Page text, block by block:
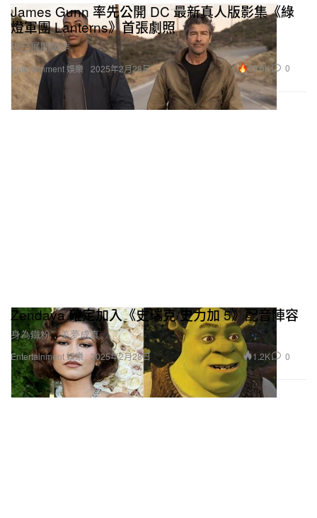
Entertainment 娛樂
James Gunn 率先公開 DC 最新真人版影集《綠
燈軍團 Lanterns》首張劇照
現已展開製作。
2025年2月28日 19.6K 0
Entertainment 娛樂
Zendaya 確定加入《史瑞克/史力加 5》配音陣容
身為鐵粉，美夢成真。
2025年2月28日 1.2K 0